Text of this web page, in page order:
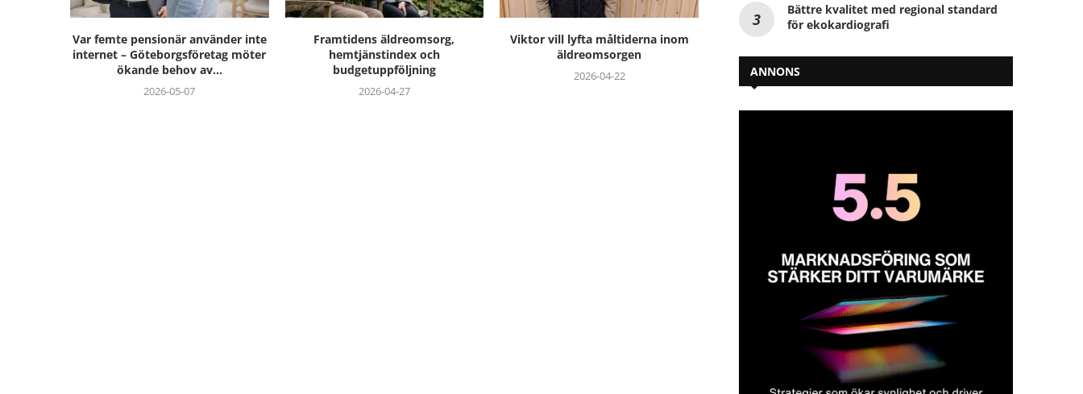
Var femte pensionär använder inte
internet – Göteborgsföretag möter
ökande behov av...
2026-05-07
Framtidens äldreomsorg,
hemtjänstindex och
budgetuppföljning
2026-04-27
Viktor vill lyfta måltiderna inom
äldreomsorgen
2026-04-22
Bättre kvalitet med regional standard
för ekokardiografi
ANNONS